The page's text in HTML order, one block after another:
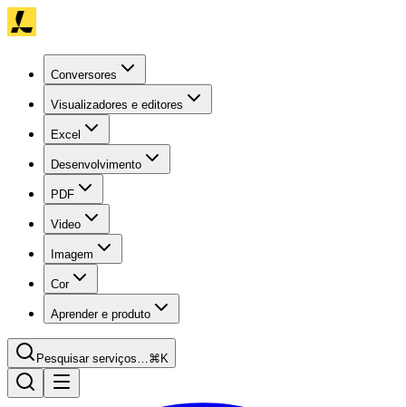
Conversores
Visualizadores e editores
Excel
Desenvolvimento
PDF
Video
Imagem
Cor
Aprender e produto
Pesquisar serviços…⌘K